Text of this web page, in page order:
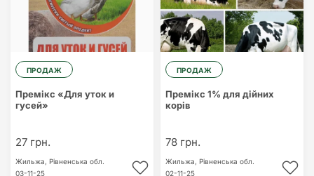
ПРОДАЖ
Премікс «Для уток и
гусей»
27 грн.
Жильжа, Рівненська обл.
03-11-25
ПРОДАЖ
Премікс 1% для дійних
корів
78 грн.
Жильжа, Рівненська обл.
02-11-25